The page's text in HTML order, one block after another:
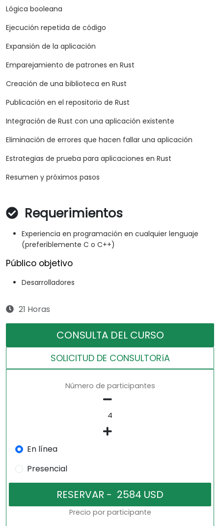
Lógica booleana
Ejecución repetida de código
Expansión de la aplicación
Emparejamiento de patrones en Rust
Creación de una biblioteca en Rust
Publicación en el repositorio de Rust
Integración de Rust con una aplicación existente
Eliminación de errores que hacen fallar una aplicación
Estrategias de prueba para aplicaciones en Rust
Resumen y próximos pasos
Requerimientos
Experiencia en programación en cualquier lenguaje
(preferiblemente C o C++)
Público objetivo
Desarrolladores
21 Horas
CONSULTA DEL CURSO
SOLICITUD DE CONSULTORíA
Número de participantes
En línea
Presencial
Precio por participante